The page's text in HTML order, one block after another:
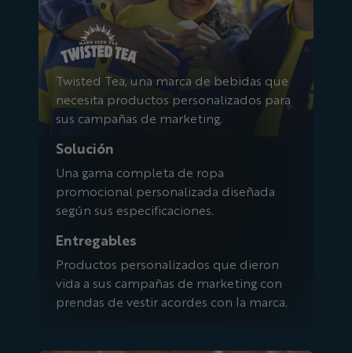
Twisted Tea, una marca de bebidas que
necesita productos personalizados para
sus campañas de marketing.
Solución
Una gama completa de ropa
promocional personalizada diseñada
según sus especificaciones.
Entregables
Productos personalizados que dieron
vida a sus campañas de marketing con
prendas de vestir acordes con la marca.